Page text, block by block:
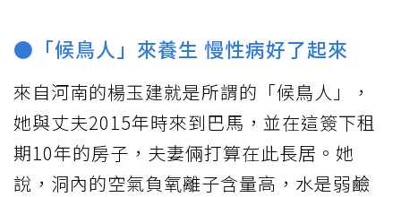
●「候鳥人」來養生 慢性病好了起來
來自河南的楊玉建就是所謂的「候鳥人」，
她與丈夫2015年時來到巴馬，並在這簽下租
期10年的房子，夫妻倆打算在此長居。她
說，洞內的空氣負氧離子含量高，水是弱鹼